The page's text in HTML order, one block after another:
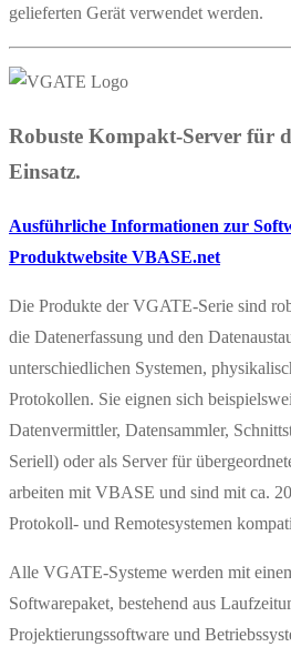
gelieferten Gerät verwendet werden.
Robuste Kompakt-Server für
Einsatz.
Ausführliche Informationen zur
Produktwebsite VBASE.net
Die Produkte der VGATE-Serie sind
die Datenerfassung und den
unterschiedlichen Systemen,
Protokollen. Sie eignen sich
Datenvermittler, Datensammler,
Seriell) oder als Server für
arbeiten mit VBASE und sind mit ca.
Protokoll- und Remotesystemen
Alle VGATE-Systeme werden mit
Softwarepaket, bestehend aus
Projektierungssoftware und